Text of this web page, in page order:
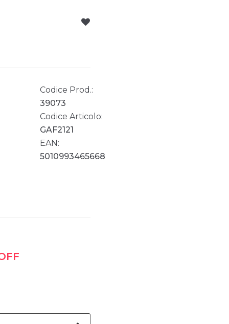
Codice Prod.:
39073
Codice Articolo:
GAF2121
EAN:
5010993465668